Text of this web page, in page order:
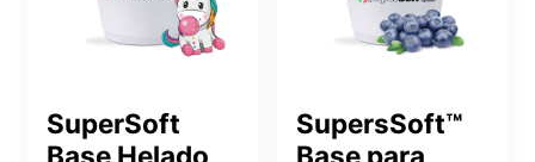
SuperSoft
Base Helado
SupersSoft™
Base para